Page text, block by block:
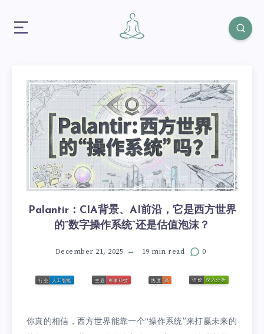
Palantir：CIA背景、AI前沿，它是西方世界
的“数字操作系统”还是估值泡沫？
December 21, 2025 19 min read 0
你真的相信，西方世界能靠一个“操作系统”来打赢未来的